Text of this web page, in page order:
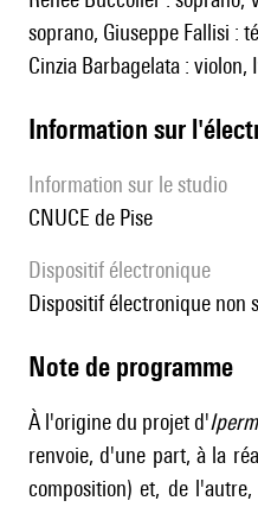
soprano, Giuseppe Fallisi :
Cinzia Barbagelata : violon,
Information sur
Information sur le studio
CNUCE de Pise
Dispositif électronique
dispositif électronique non
Note de programme
À l'origine du projet d'
renvoie, d'une part, à la
composition) et, de